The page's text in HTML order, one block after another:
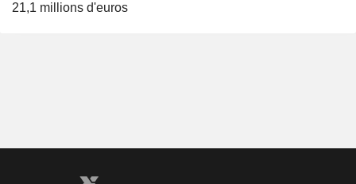
21,1 millions d'euros